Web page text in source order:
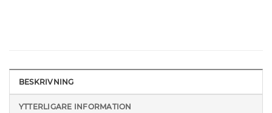
BESKRIVNING
YTTERLIGARE INFORMATION